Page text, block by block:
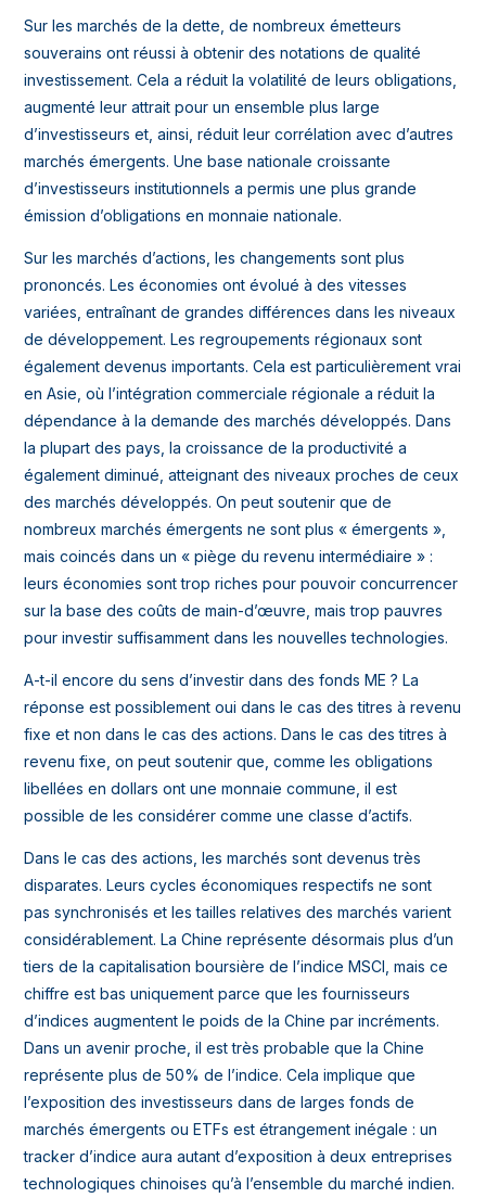
Sur les marchés de la dette, de nombreux émetteurs
souverains ont réussi à obtenir des notations de qualité
investissement. Cela a réduit la volatilité de leurs obligations,
augmenté leur attrait pour un ensemble plus large
d’investisseurs et, ainsi, réduit leur corrélation avec d’autres
marchés émergents. Une base nationale croissante
d’investisseurs institutionnels a permis une plus grande
émission d’obligations en monnaie nationale.
Sur les marchés d’actions, les changements sont plus
prononcés. Les économies ont évolué à des vitesses
variées, entraînant de grandes différences dans les niveaux
de développement. Les regroupements régionaux sont
également devenus importants. Cela est particulièrement vrai
en Asie, où l’intégration commerciale régionale a réduit la
dépendance à la demande des marchés développés. Dans
la plupart des pays, la croissance de la productivité a
également diminué, atteignant des niveaux proches de ceux
des marchés développés. On peut soutenir que de
nombreux marchés émergents ne sont plus « émergents »,
mais coincés dans un « piège du revenu intermédiaire » :
leurs économies sont trop riches pour pouvoir concurrencer
sur la base des coûts de main-d’œuvre, mais trop pauvres
pour investir suffisamment dans les nouvelles technologies.
A-t-il encore du sens d’investir dans des fonds ME ? La
réponse est possiblement oui dans le cas des titres à revenu
fixe et non dans le cas des actions. Dans le cas des titres à
revenu fixe, on peut soutenir que, comme les obligations
libellées en dollars ont une monnaie commune, il est
possible de les considérer comme une classe d’actifs.
Dans le cas des actions, les marchés sont devenus très
disparates. Leurs cycles économiques respectifs ne sont
pas synchronisés et les tailles relatives des marchés varient
considérablement. La Chine représente désormais plus d’un
tiers de la capitalisation boursière de l’indice MSCI, mais ce
chiffre est bas uniquement parce que les fournisseurs
d’indices augmentent le poids de la Chine par incréments.
Dans un avenir proche, il est très probable que la Chine
représente plus de 50% de l’indice. Cela implique que
l’exposition des investisseurs dans de larges fonds de
marchés émergents ou ETFs est étrangement inégale : un
tracker d’indice aura autant d’exposition à deux entreprises
technologiques chinoises qu’à l’ensemble du marché indien.